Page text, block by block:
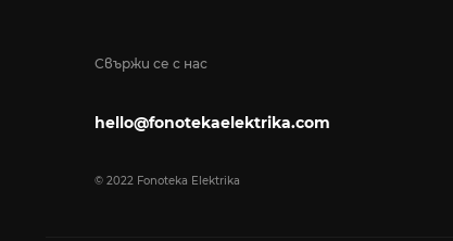
Свържи се с нас
hello@fonotekaelektrika.com
© 2022 Fonoteka Elektrika